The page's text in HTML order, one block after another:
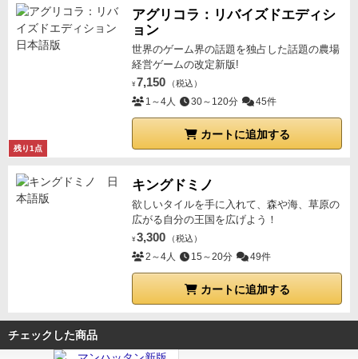
残り1点
アグリコラ：リバイズドエディシ
ョン
世界のゲーム界の話題を独占した話題の農場
経営ゲームの改定新版!
¥ 7,150 （税込）
1～4人 30～120分 45件
カートに追加する
キングドミノ
欲しいタイルを手に入れて、森や海、草原の
広がる自分の王国を広げよう！
¥ 3,300 （税込）
2～4人 15～20分 49件
カートに追加する
チェックした商品